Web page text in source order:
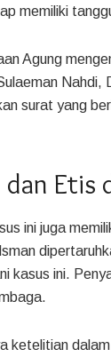
memiliki
Agung
Nahdi,
surat yang
Etis
ini juga
kasus ini.
ketelitian